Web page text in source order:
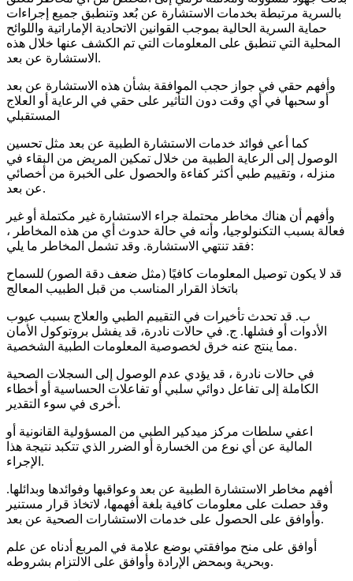
بالسرية مرتبطة بخدمات الاستشارة عن بُعد وتنطبق جميع إجراءات
حماية السرية الحالية بموجب القوانين الاتحادية الإماراتية واللوائح
المحلية التي تنطبق على المعلومات التي تم الكشف عنها خلال هذه
الاستشارة عن بعد.
وأفهم حقي في جواز حجب الموافقة بشأن هذه الاستشارة عن بعد
أو سحبها في أي وقت دون التأثير على حقي في الرعاية أو العلاج
المستقبلي
كما أعي فوائد خدمات الاستشارة الطبية عن بعد مثل تحسين
الوصول إلى الرعاية الطبية من خلال تمكين المريض من البقاء في
منزله ، وتقييم طبي أكثر كفاءة والحصول على الخبرة من أخصائي
عن بعد.
وأفهم أن هناك مخاطر محتملة جراء الاستشارة غير مكتملة أو غير
فعالة بسبب التكنولوجيا، وأنه في حالة حدوث أي من هذه المخاطر ،
فقد تنتهي الاستشارة. وقد تشمل المخاطر ما يلي:
قد لا يكون توصيل المعلومات كافيًا (مثل ضعف دقة الصور) للسماح
باتخاذ القرار المناسب من قبل الطبيب المعالج
ب. قد تحدث تأخيرات في التقييم الطبي والعلاج بسبب عيوب
الأدوات أو فشلها. ج. في حالات نادرة، قد يفشل بروتوكول الأمان
مما ينتج عنه خرق لخصوصية المعلومات الطبية الشخصية.
في حالات نادرة ، قد يؤدي عدم الوصول إلى السجلات الصحية
الكاملة إلى تفاعل دوائي سلبي أو تفاعلات الحساسية أو أخطاء
أخرى في سوء التقدير.
اعفي سلطات مركز ميدكير الطبي من المسؤولية القانونية أو
المالية عن أي نوع من الخسارة أو الضرر الذي تتكبد نتيجة هذا
الإجراء.
أفهم مخاطر الاستشارة الطبية عن بعد وعواقبها وفوائدها وبدائلها.
وقد حصلت على معلومات كافية بلغة أفهمها، لاتخاذ قرار مستنير
وأوافق على الحصول على خدمات الاستشارات الصحية عن بعد.
أوافق على منح موافقتي بوضع علامة في المربع أدناه عن علم
وبحرية وبمحض الإرادة وأوافق على الالتزام بشروطه.